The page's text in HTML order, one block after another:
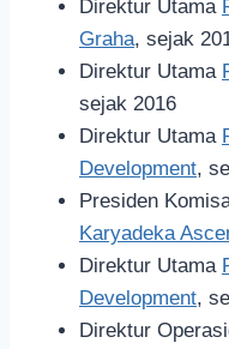
Direktur Utama
Graha, sejak
Direktur Utama
sejak 2016
Direktur Utama
Development,
Presiden
Karyadeka
Direktur Utama
Development,
Direktur